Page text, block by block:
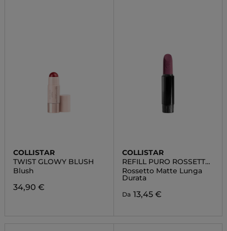
COLLISTAR
TWIST GLOWY BLUSH
Blush
34,90 €
COLLISTAR
REFILL PURO ROSSETTO
MATTE
Rossetto Matte Lunga
Durata
Da 13,45 €